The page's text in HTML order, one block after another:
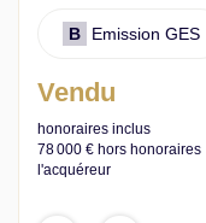
B Emission GES
Vendu
honoraires inclus
78 000 € hors honoraires
l'acquéreur